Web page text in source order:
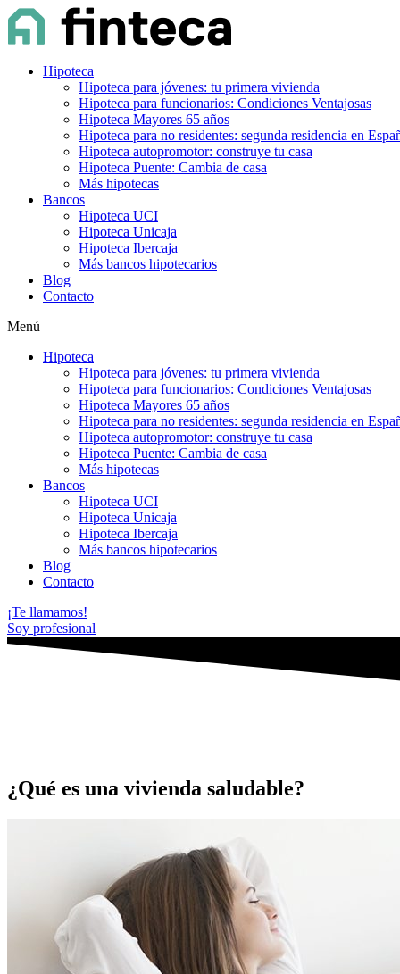
Hipoteca
Hipoteca para jóvenes: tu primera vivienda
Hipoteca para funcionarios: Condiciones Ventajosas
Hipoteca Mayores 65 años
Hipoteca para no residentes: segunda residencia en
Hipoteca autopromotor: construye tu casa
Hipoteca Puente: Cambia de casa
Más hipotecas
Bancos
Hipoteca UCI
Hipoteca Unicaja
Hipoteca Ibercaja
Más bancos hipotecarios
Blog
Contacto
Menú
Hipoteca
Hipoteca para jóvenes: tu primera vivienda
Hipoteca para funcionarios: Condiciones Ventajosas
Hipoteca Mayores 65 años
Hipoteca para no residentes: segunda residencia en
Hipoteca autopromotor: construye tu casa
Hipoteca Puente: Cambia de casa
Más hipotecas
Bancos
Hipoteca UCI
Hipoteca Unicaja
Hipoteca Ibercaja
Más bancos hipotecarios
Blog
Contacto
¡Te llamamos!
Soy profesional
¿Qué es una vivienda saludable?